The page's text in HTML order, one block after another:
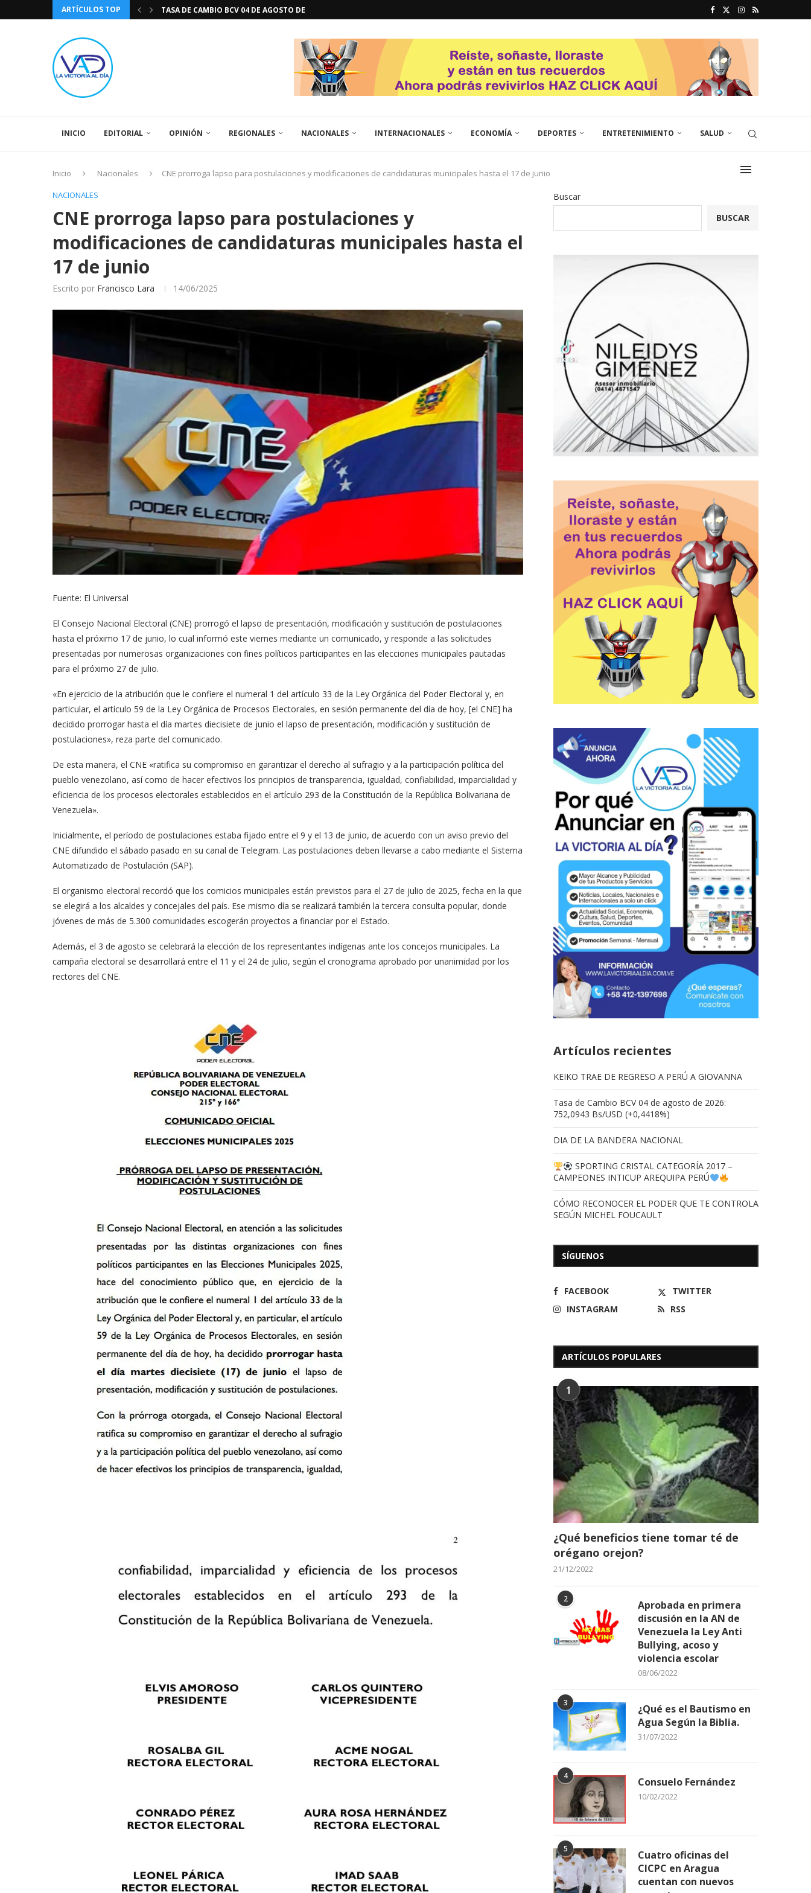
ARTÍCULOS TOP
TASA DE CAMBIO BCV 04 DE AGOSTO DE...
INICIO EDITORIAL OPINIÓN REGIONALES NACIONALES INTERNACIONALES ECONOMÍA DEPORTES ENTRETENIMIENTO SALUD
Inicio Nacionales
CNE prorroga lapso para postulaciones y modificaciones de candidaturas municipales hasta el 17 de junio
NACIONALES
CNE prorroga lapso para postulaciones y
modificaciones de candidaturas municipales hasta el
17 de junio
Escrito por Francisco Lara 14/06/2025
Fuente: El Universal
El Consejo Nacional Electoral (CNE) prorrogó el lapso de presentación, modificación y sustitución de postulaciones
hasta el próximo 17 de junio, lo cual informó este viernes mediante un comunicado, y responde a las solicitudes
presentadas por numerosas organizaciones con fines políticos participantes en las elecciones municipales pautadas
para el próximo 27 de julio.
«En ejercicio de la atribución que le confiere el numeral 1 del artículo 33 de la Ley Orgánica del Poder Electoral y, en
particular, el artículo 59 de la Ley Orgánica de Procesos Electorales, en sesión permanente del día de hoy, [el CNE] ha
decidido prorrogar hasta el día martes diecisiete de junio el lapso de presentación, modificación y sustitución de
postulaciones», reza parte del comunicado.
De esta manera, el CNE «ratifica su compromiso en garantizar el derecho al sufragio y a la participación política del
pueblo venezolano, así como de hacer efectivos los principios de transparencia, igualdad, confiabilidad, imparcialidad y
eficiencia de los procesos electorales establecidos en el artículo 293 de la Constitución de la República Bolivariana de
Venezuela».
Inicialmente, el período de postulaciones estaba fijado entre el 9 y el 13 de junio, de acuerdo con un aviso previo del
CNE difundido el sábado pasado en su canal de Telegram. Las postulaciones deben llevarse a cabo mediante el Sistema
Automatizado de Postulación (SAP).
El organismo electoral recordó que los comicios municipales están previstos para el 27 de julio de 2025, fecha en la que
se elegirá a los alcaldes y concejales del país. Ese mismo día se realizará también la tercera consulta popular, donde
jóvenes de más de 5.300 comunidades escogerán proyectos a financiar por el Estado.
Además, el 3 de agosto se celebrará la elección de los representantes indígenas ante los concejos municipales. La
campaña electoral se desarrollará entre el 11 y el 24 de julio, según el cronograma aprobado por unanimidad por los
rectores del CNE.
Buscar
BUSCAR
Artículos recientes
KEIKO TRAE DE REGRESO A PERÚ A GIOVANNA
Tasa de Cambio BCV 04 de agosto de 2026:
752,0943 Bs/USD (+0,4418%)
DIA DE LA BANDERA NACIONAL
SPORTING CRISTAL CATEGORÍA 2017 –
CAMPEONES INTICUP AREQUIPA PERÚ
CÓMO RECONOCER EL PODER QUE TE CONTROLA
SEGÚN MICHEL FOUCAULT
SÍGUENOS
FACEBOOK
TWITTER
INSTAGRAM
RSS
ARTÍCULOS POPULARES
1
¿Qué beneficios tiene tomar té de
orégano orejon?
21/12/2022
2
Aprobada en primera
discusión en la AN de
Venezuela la Ley Anti
Bullying, acoso y
violencia escolar
08/06/2022
3
¿Qué es el Bautismo en
Agua Según la Biblia.
31/07/2022
4 Consuelo Fernández
10/02/2022
5
Cuatro oficinas del
CICPC en Aragua
cuentan con nuevos